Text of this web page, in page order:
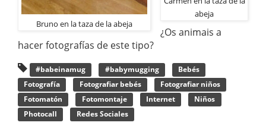
Bruno en la taza de la abeja
abeja
¿Os animais a
hacer fotografías de este tipo?
#babeinamug #babymugging
Bebés
Fotografía
Fotografiar bebés
Fotografiar niños
Fotomatón
Fotomontaje Internet
Niños
Photocall
Redes Sociales